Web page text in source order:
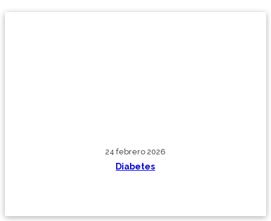
Diabetes
24 febrero 2026